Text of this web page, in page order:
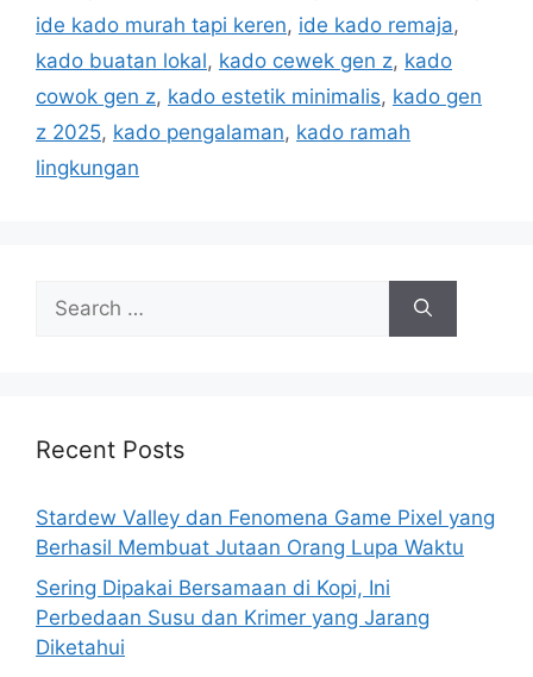
r
i
s
ide kado murah tapi keren, ide kado remaja,
kado buatan lokal, kado cewek gen z, kado
cowok gen z, kado estetik minimalis, kado gen
z 2025, kado pengalaman, kado ramah
lingkungan
h
r
:
Recent Posts
Stardew Valley dan Fenomena Game Pixel yang
Berhasil Membuat Jutaan Orang Lupa Waktu
Sering Dipakai Bersamaan di Kopi, Ini
Perbedaan Susu dan Krimer yang Jarang
Diketahui